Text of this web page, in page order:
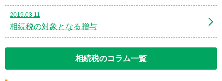
2019.03.11
相続税の対象となる贈与
相続税のコラム一覧